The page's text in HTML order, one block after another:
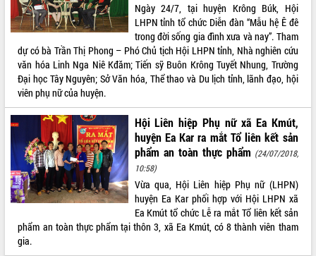
VIDEO
Không có file video nào để phát.
ALBUM ẢNH
Ngày 24/7, tại huyện Krông Búk, Hội
LHPN tỉnh tổ chức Diễn đàn “Mẫu hệ Ê đê
trong đời sống gia đình xưa và nay”. Tham
dự có bà Trần Thị Phong – Phó Chủ tịch Hội LHPN tỉnh, Nhà nghiên cứu
văn hóa Linh Nga Niê Kđăm; Tiến sỹ Buôn Krông Tuyết Nhung, Trường
Đại học Tây Nguyên; Sở Văn hóa, Thể thao và Du lịch tỉnh, lãnh đạo, hội
viên phụ nữ của huyện.
Hội Liên hiệp Phụ nữ xã Ea Kmút,
huyện Ea Kar ra mắt Tổ liên kết sản
phẩm an toàn thực phẩm (24/07/2018,
10:58)
Vừa qua, Hội Liên hiệp Phụ nữ (LHPN)
huyện Ea Kar phối hợp với Hội LHPN xã
Ea Kmút tổ chức Lễ ra mắt Tổ liên kết sản
phẩm an toàn thực phẩm tại thôn 3, xã Ea Kmút, có 8 thành viên tham
gia.